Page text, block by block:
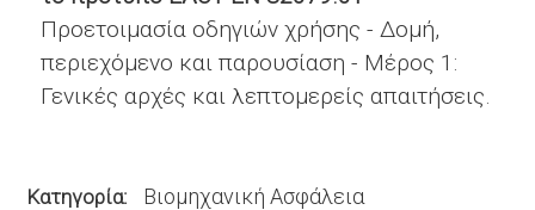
Προετοιμασία οδηγιών χρήσης - Δομή,
περιεχόμενο και παρουσίαση - Μέρος 1:
Γενικές αρχές και λεπτομερείς απαιτήσεις.
Κατηγορία Βιομηχανική Ασφάλεια